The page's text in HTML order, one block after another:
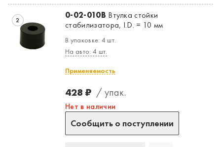
2 0-02-010B Втулка стойки
стабилизатора, I.D. = 10 мм
В упаковке: 4 шт.
На авто: 4 шт.
Применяемость
428 ₽ / упак.
Нет в наличии
Сообщить о поступлении